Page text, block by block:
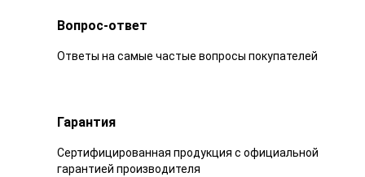
Вопрос-ответ
Ответы на самые частые вопросы покупателей
Гарантия
Сертифицированная продукция с официальной
гарантией производителя